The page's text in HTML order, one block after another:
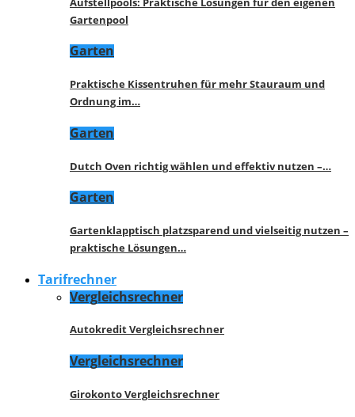
Gartenpool
Garten
Praktische Kissentruhen für mehr Stauraum und
Ordnung im…
Garten
Dutch Oven richtig wählen und effektiv nutzen –…
Garten
Gartenklapptisch platzsparend und vielseitig nutzen –
praktische Lösungen…
Tarifrechner
Vergleichsrechner
Autokredit Vergleichsrechner
Vergleichsrechner
Girokonto Vergleichsrechner